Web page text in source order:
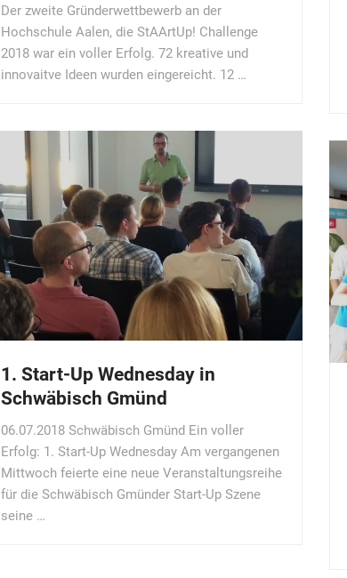
Der zweite Gründerwettbewerb an der
Hochschule Aalen, die StAArtUp! Challenge
2018 war ein voller Erfolg. 72 kreative und
innovaitve Ideen wurden eingereicht. 12 …
1. Start-Up Wednesday in
Schwäbisch Gmünd
06.07.2018 Schwäbisch Gmünd Ein voller
Erfolg: 1. Start-Up Wednesday Am vergangenen
Mittwoch feierte eine neue Veranstaltungsreihe
für die Schwäbisch Gmünder Start-Up Szene
seine …